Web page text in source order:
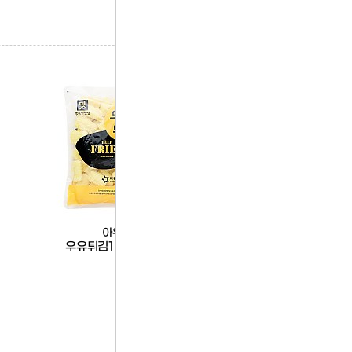
아워홈
우유튀김1kg(아워홈)